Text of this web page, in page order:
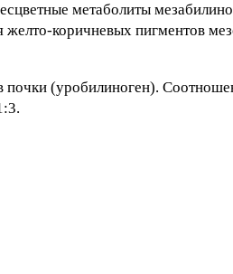
метаболиты
желто-коричневых пигментов
почки (уробилиноген).